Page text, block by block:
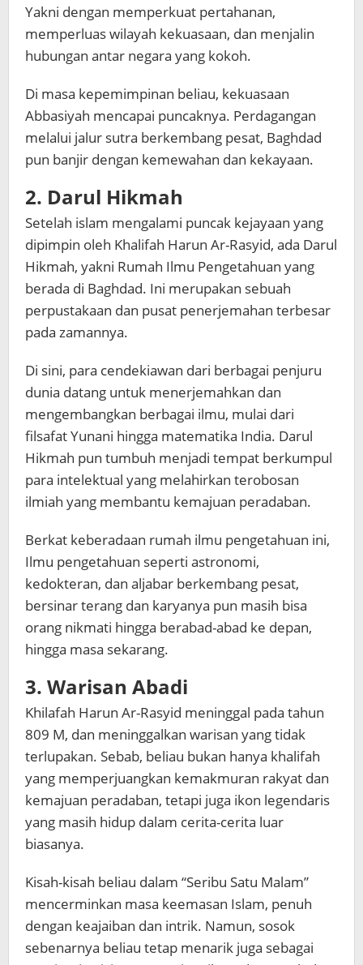
Yakni dengan memperkuat pertahanan,
memperluas wilayah kekuasaan, dan menjalin
hubungan antar negara yang kokoh.
Di masa kepemimpinan beliau, kekuasaan
Abbasiyah mencapai puncaknya. Perdagangan
melalui jalur sutra berkembang pesat, Baghdad
pun banjir dengan kemewahan dan kekayaan.
2. Darul Hikmah
Setelah islam mengalami puncak kejayaan yang
dipimpin oleh Khalifah Harun Ar-Rasyid, ada Darul
Hikmah, yakni Rumah Ilmu Pengetahuan yang
berada di Baghdad. Ini merupakan sebuah
perpustakaan dan pusat penerjemahan terbesar
pada zamannya.
Di sini, para cendekiawan dari berbagai penjuru
dunia datang untuk menerjemahkan dan
mengembangkan berbagai ilmu, mulai dari
filsafat Yunani hingga matematika India. Darul
Hikmah pun tumbuh menjadi tempat berkumpul
para intelektual yang melahirkan terobosan
ilmiah yang membantu kemajuan peradaban.
Berkat keberadaan rumah ilmu pengetahuan ini,
Ilmu pengetahuan seperti astronomi,
kedokteran, dan aljabar berkembang pesat,
bersinar terang dan karyanya pun masih bisa
orang nikmati hingga berabad-abad ke depan,
hingga masa sekarang.
3. Warisan Abadi
Khilafah Harun Ar-Rasyid meninggal pada tahun
809 M, dan meninggalkan warisan yang tidak
terlupakan. Sebab, beliau bukan hanya khalifah
yang memperjuangkan kemakmuran rakyat dan
kemajuan peradaban, tetapi juga ikon legendaris
yang masih hidup dalam cerita-cerita luar
biasanya.
Kisah-kisah beliau dalam “Seribu Satu Malam”
mencerminkan masa keemasan Islam, penuh
dengan keajaiban dan intrik. Namun, sosok
sebenarnya beliau tetap menarik juga sebagai